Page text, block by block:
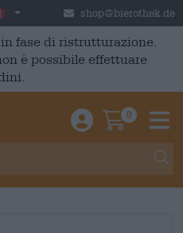
Italia shop@bierothek.de
fase di ristrutturazione.
è possibile effettuare
Einloggen /
0